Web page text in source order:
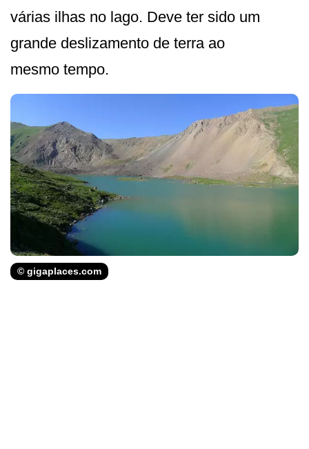
várias ilhas no lago. Deve ter sido um
grande deslizamento de terra ao
mesmo tempo.
© gigaplaces.com